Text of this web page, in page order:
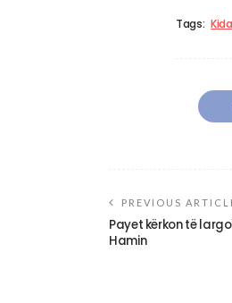
Tags: Kida
PREVIOUS
Payet kërkon të
Hamin